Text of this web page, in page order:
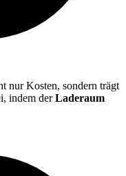
nur Kosten, sondern trägt
indem derLaderaum